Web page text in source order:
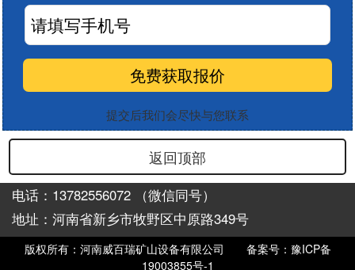
提交后我们会尽快与您联系
返回顶部
电话：13782556072 （微信同号）
地址：河南省新乡市牧野区中原路349号
版权所有：河南威百瑞矿山设备有限公司 备案号：豫ICP备
19003855号-1